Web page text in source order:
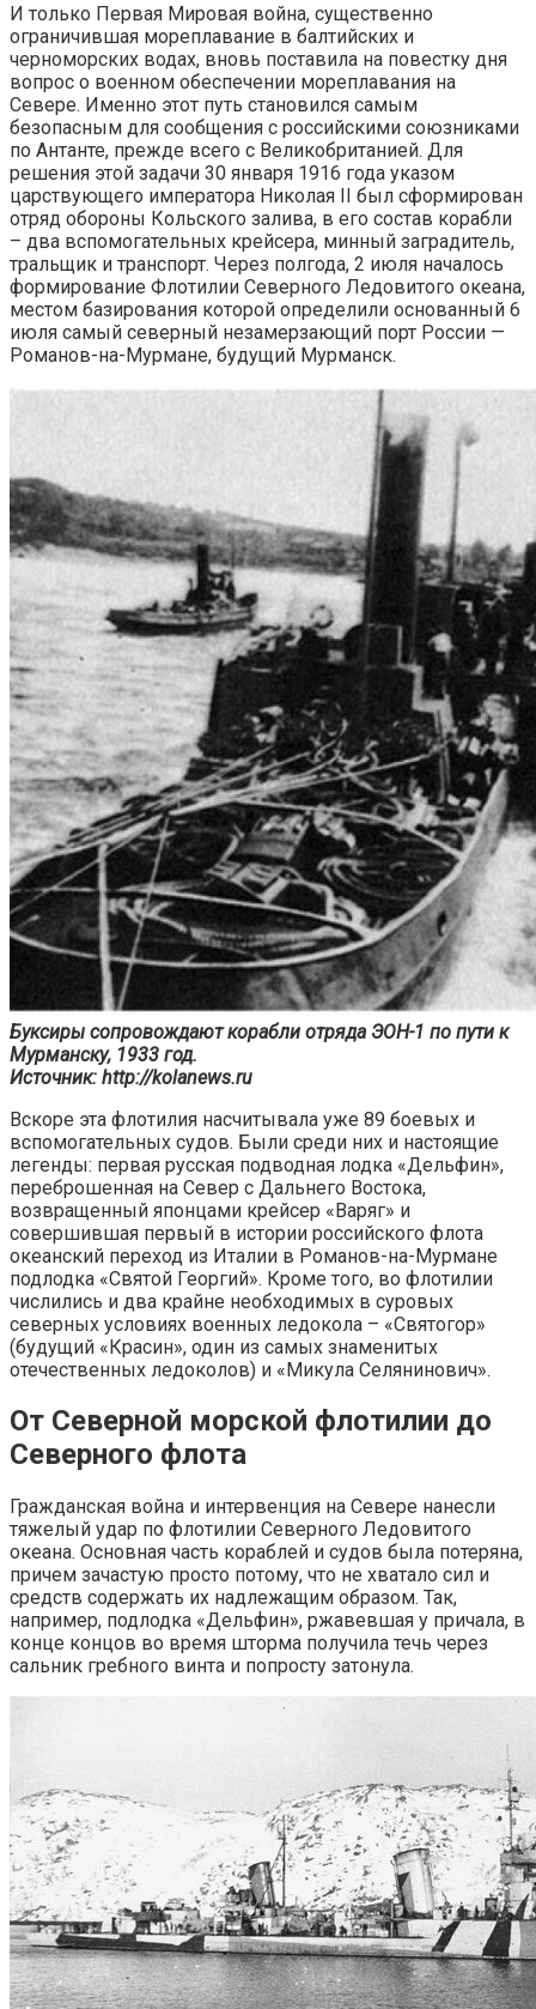
И только Первая Мировая война, существенно
ограничившая мореплавание в балтийских и
черноморских водах, вновь поставила на повестку дня
вопрос о военном обеспечении мореплавания на
Севере. Именно этот путь становился самым
безопасным для сообщения с российскими союзниками
по Антанте, прежде всего с Великобританией. Для
решения этой задачи 30 января 1916 года указом
царствующего императора Николая II был сформирован
отряд обороны Кольского залива, в его состав корабли
– два вспомогательных крейсера, минный заградитель,
тральщик и транспорт. Через полгода, 2 июля началось
формирование Флотилии Северного Ледовитого океана,
местом базирования которой определили основанный 6
июля самый северный незамерзающий порт России —
Романов-на-Мурмане, будущий Мурманск.
Буксиры сопровождают корабли отряда ЭОН-1 по пути к
Мурманску, 1933 год.
Источник: http://kolanews.ru
Вскоре эта флотилия насчитывала уже 89 боевых и
вспомогательных судов. Были среди них и настоящие
легенды: первая русская подводная лодка «Дельфин»,
переброшенная на Север с Дальнего Востока,
возвращенный японцами крейсер «Варяг» и
совершившая первый в истории российского флота
океанский переход из Италии в Романов-на-Мурмане
подлодка «Святой Георгий». Кроме того, во флотилии
числились и два крайне необходимых в суровых
северных условиях военных ледокола – «Святогор»
(будущий «Красин», один из самых знаменитых
отечественных ледоколов) и «Микула Селянинович».
От Северной морской флотилии до
Северного флота
Гражданская война и интервенция на Севере нанесли
тяжелый удар по флотилии Северного Ледовитого
океана. Основная часть кораблей и судов была потеряна,
причем зачастую просто потому, что не хватало сил и
средств содержать их надлежащим образом. Так,
например, подлодка «Дельфин», ржавевшая у причала, в
конце концов во время шторма получила течь через
сальник гребного винта и попросту затонула.